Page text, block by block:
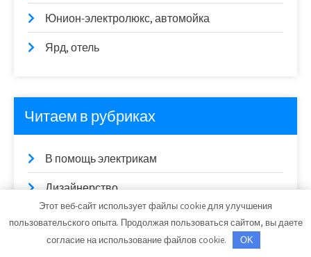
Юнион-электролюкс, автомойка
Ярд, отель
Читаем в рубриках
В помощь электрикам
Дизайнерство
Новинки устройств
Советы в ремонте
Этот веб-сайт использует файлы cookie для улучшения
пользовательского опыта. Продолжая пользоваться сайтом, вы даете
согласие на использование файлов cookie.
OK